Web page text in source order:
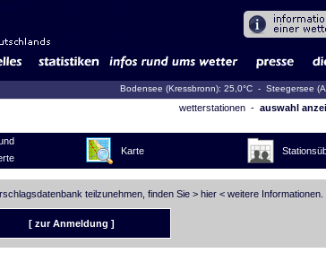
Bodensee (Kressbronn): 25,0°C - Steegersee
wetterstationen - auswahl
Karte
teilzunehmen, finden Sie > hier< weitere Informationen.
[ zur Anmeldung ]